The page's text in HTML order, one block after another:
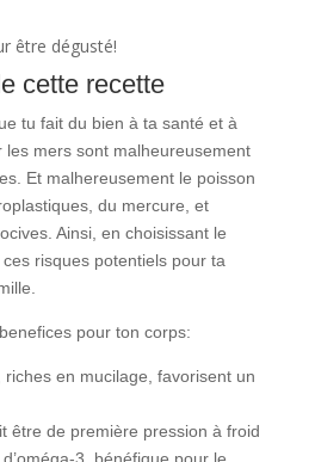
être dégusté!
cette recette
tu fait du bien à ta santé et à
les mers sont malheureusement
Et malhereusement le poisson
du mercure, et
Ainsi, en choisissant le
risques potentiels pour ta
pour ton corps:
en mucilage, favorisent un
être de première pression à froid